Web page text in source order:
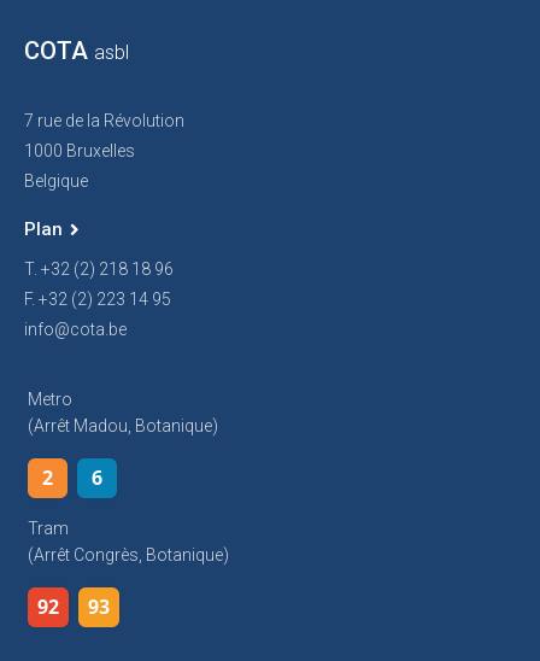
COTA asbl
7 rue de la Révolution
1000 Bruxelles
Belgique
Plan
T. +32 (2) 218 18 96
F. +32 (2) 223 14 95
info@cota.be
Metro
(arrêt Madou, Botanique)
2 6
Tram
(arrêt Congrès, Botanique)
92 93